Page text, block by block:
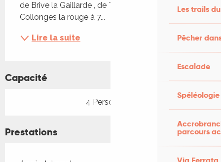
Les trails
Pêcher
Escalade
Spéléologie
parcours
de Brive la Gaillarde , de Turenne à 2 km , de
Collonges la rouge à 7...
Lire la suite
Capacité
4 Personne(s)
Prestations